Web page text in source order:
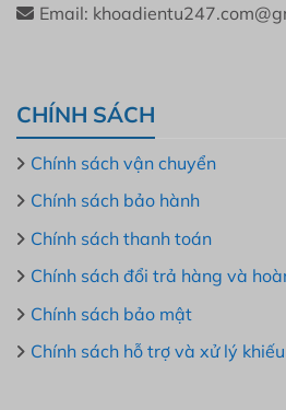
Email:
CHÍNH SÁCH
Chính sách vận chuyển
Chính sách bảo hành
Chính sách thanh toán
Chính sách đổi trả hàng và
Chính sách bảo mật
Chính sách hỗ trợ và xử lý